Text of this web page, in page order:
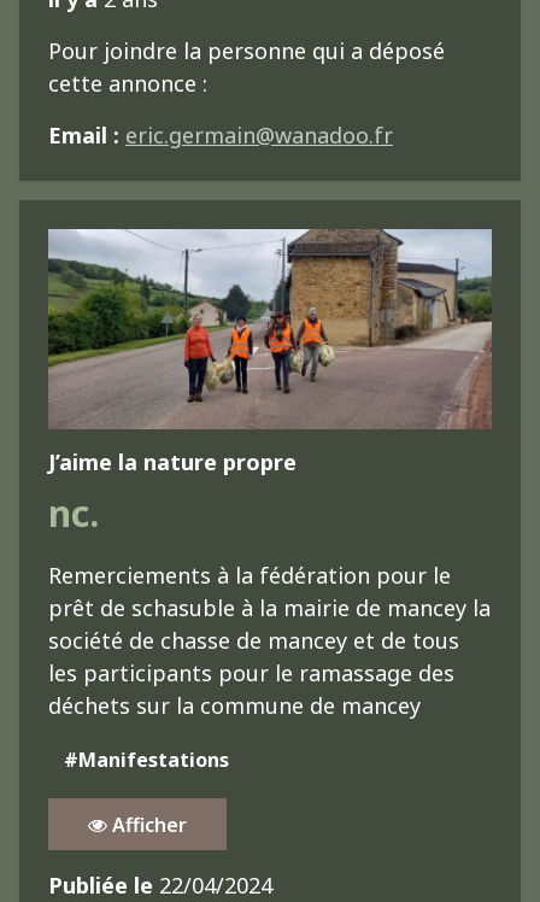
Pour joindre la personne qui a déposé
cette annonce :
Email : eric.germain@wanadoo.fr
J’aime la nature propre
nc.
Remerciements à la fédération pour le
prêt de schasuble à la mairie de mancey la
société de chasse de mancey et de tous
les participants pour le ramassage des
déchets sur la commune de mancey
#Manifestations
Afficher
Publiée le 22/04/2024